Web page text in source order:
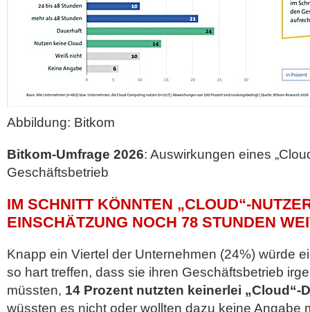
Abbildung: Bitkom
Bitkom-Umfrage 2026: Auswirkungen eines
Geschäftsbetrieb
IM SCHNITT KÖNNTEN „CLOUD“-
EINSCHÄTZUNG NOCH 78 STUNDEN
Knapp ein Viertel der Unternehmen (24%) würde
so hart treffen, dass sie ihren Geschäftsbetrieb
müssten, 14 Prozent nutzten keinerlei „Cloud“-
wüssten es nicht oder wollten dazu keine Angabe